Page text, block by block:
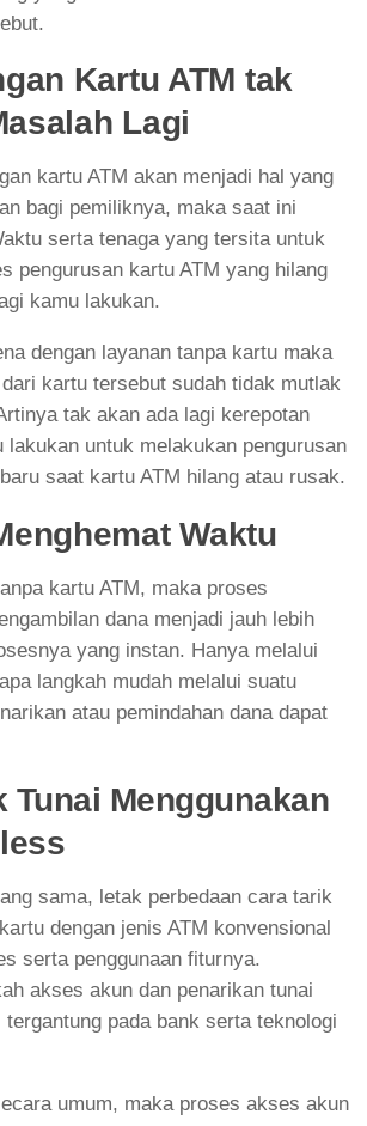
Kartu ATM tak
Lagi
kartu ATM akan menjadi hal yang
bagi pemiliknya, maka saat ini
serta tenaga yang tersita untuk
pengurusan kartu ATM yang hilang
kamu lakukan.
dengan layanan tanpa kartu maka
kartu tersebut sudah tidak mutlak
tak akan ada lagi kerepotan
lakukan untuk melakukan pengurusan
saat kartu ATM hilang atau rusak.
Waktu
kartu ATM, maka proses
dana menjadi jauh lebih
yang instan. Hanya melalui
langkah mudah melalui suatu
atau pemindahan dana dapat
Tunai Menggunakan
sama, letak perbedaan cara tarik
dengan jenis ATM konvensional
serta penggunaan fiturnya.
akses akun dan penarikan tunai
tergantung pada bank serta teknologi
umum, maka proses akses akun